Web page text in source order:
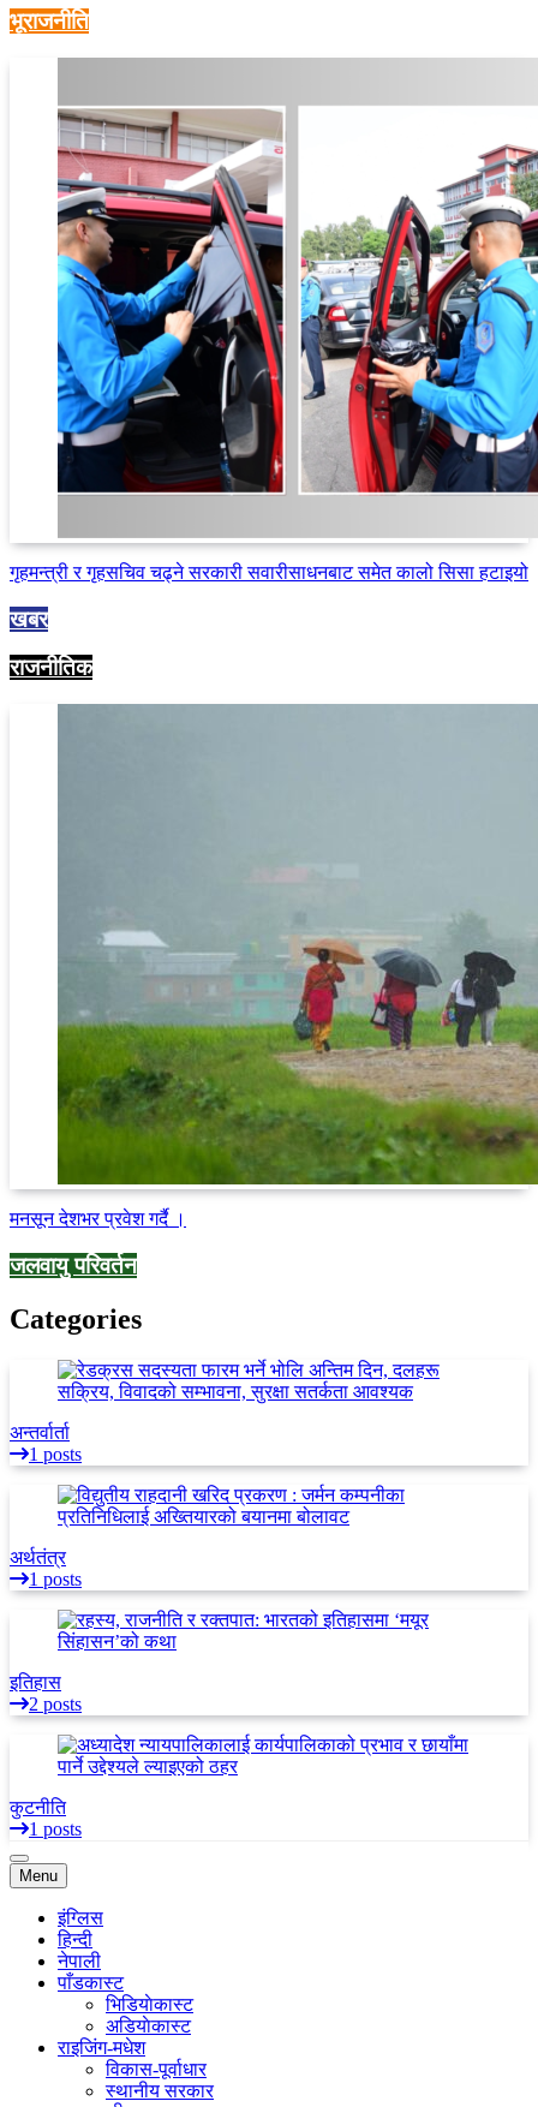
भूराजनीति
गृहमन्त्री र गृहसचिव चढ्ने सरकारी सवारीसाधनबाट समेत कालो सिसा हटाइयो
खबर
राजनीतिक
मनसून देशभर प्रवेश गर्दै ।
जलवायु परिवर्तन
Categories
अन्तर्वार्ता
1 posts
अर्थतंत्र
1 posts
इतिहास
2 posts
कुटनीति
1 posts
Menu
इंग्लिस
हिन्दी
नेपाली
पाँडकास्ट
भिडियाेकास्ट
अडियाेकास्ट
राइजिंग-मधेश
विकास-पूर्वाधार
स्थानीय सरकार